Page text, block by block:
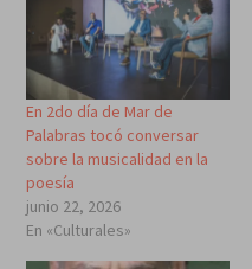
En 2do día de Mar de
Palabras tocó conversar
sobre la musicalidad en la
poesía
junio 22, 2026
En «Culturales»